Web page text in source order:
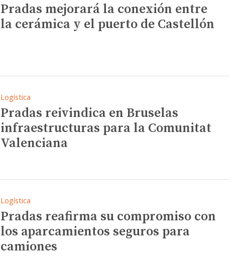
Pradas mejorará la conexión entre
la cerámica y el puerto de Castellón
Logística
Pradas reivindica en Bruselas
infraestructuras para la Comunitat
Valenciana
Logística
Pradas reafirma su compromiso con
los aparcamientos seguros para
camiones